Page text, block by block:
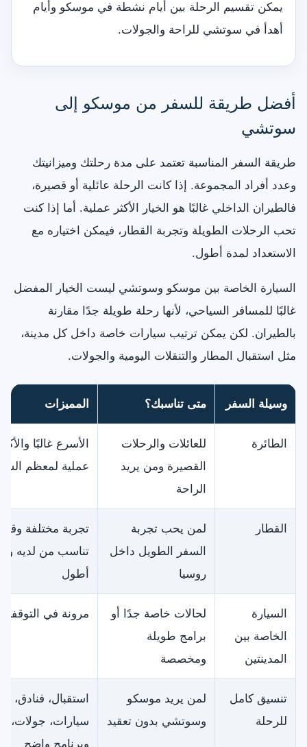
يمكن تقسيم الرحلة بين أيام نشطة في موسكو وأيام
أهدأ في سوتشي للراحة والجولات.
أفضل طريقة للسفر من موسكو إلى
سوتشي
طريقة السفر المناسبة تعتمد على مدة رحلتك وميزانيتك
وعدد أفراد المجموعة. إذا كانت الرحلة عائلية أو قصيرة،
فالطيران الداخلي غالبًا هو الخيار الأكثر عملية. أما إذا كنت
تحب الرحلات الطويلة وتجربة القطار، فيمكن اختياره مع
الاستعداد لمدة أطول.
السيارة الخاصة بين موسكو وسوتشي ليست الخيار المفضل
غالبًا للمسافر السياحي، لأنها رحلة طويلة جدًا مقارنة
بالطيران. لكن يمكن ترتيب سيارات خاصة داخل كل مدينة،
مثل استقبال المطار والتنقلات اليومية والجولات.
وسيلة السفر متى تناسبك؟ المميزات
الطائرة
للعائلات والرحلات
القصيرة ومن يريد
الراحة
الأسرع غالبًا
عملية لمعظم
القطار
لمن يحب تجربة
السفر الطويل داخل
روسيا
تجربة مختلفة وقد
تناسب من لديه
أطول
السيارة
الخاصة بين
المدينتين
لحالات خاصة جدًا أو
برامج طويلة
ومخصصة
مرونة في
تنسيق كامل
للرحلة
لمن يريد موسكو
وسوتشي بدون تعقيد
استقبال، فنادق،
سيارات، جولات،
وبرنامج واضح